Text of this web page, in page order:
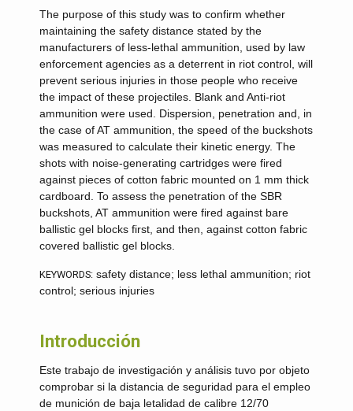
The purpose of this study was to confirm whether
maintaining the safety distance stated by the
manufacturers of less-lethal ammunition, used by law
enforcement agencies as a deterrent in riot control, will
prevent serious injuries in those people who receive
the impact of these projectiles. Blank and Anti-riot
ammunition were used. Dispersion, penetration and, in
the case of AT ammunition, the speed of the buckshots
was measured to calculate their kinetic energy. The
shots with noise-generating cartridges were fired
against pieces of cotton fabric mounted on 1 mm thick
cardboard. To assess the penetration of the SBR
buckshots, AT ammunition were fired against bare
ballistic gel blocks first, and then, against cotton fabric
covered ballistic gel blocks.
KEYWORDS: safety distance; less lethal ammunition; riot
control; serious injuries
Introducción
Este trabajo de investigación y análisis tuvo por objeto
comprobar si la distancia de seguridad para el empleo
de munición de baja letalidad de calibre 12/70